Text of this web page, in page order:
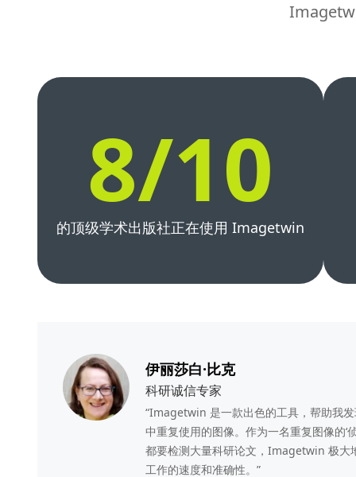
8/10
的顶级学术出版社正在使用 Imagetwin
伊丽莎白·比克
科研诚信专家
“Imagetwin 是一款出色的工具，帮助我
中重复使用的图像。作为一名重复图像的‘
都要检测大量科研论文，Imagetwin 极大
工作的速度和准确性。”